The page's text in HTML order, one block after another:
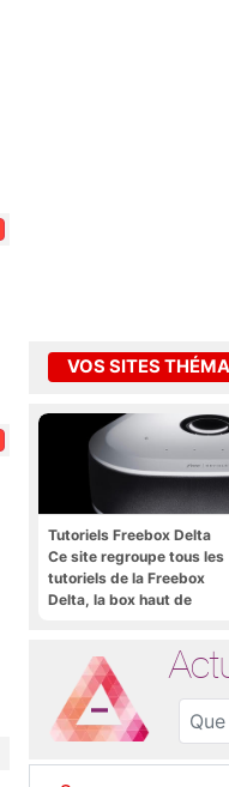
VOS SITES
Tutoriels Freebox Delta
Ce site regroupe tous les
tutoriels de la Freebox
Delta, la box haut de